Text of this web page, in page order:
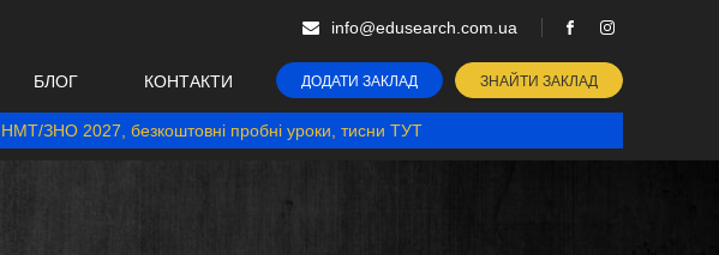
info@edusearch.com.ua
БЛОГ КОНТАКТИ ДОДАТИ ЗАКЛАД ЗНАЙТИ ЗАКЛАД
НМТ/ЗНО 2027, безкоштовні пробні уроки, тисни ТУТ